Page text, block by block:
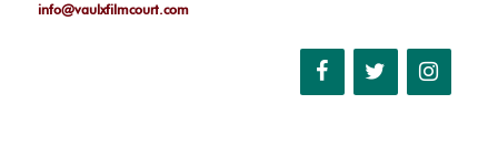
info@vaulxfilmcourt.com